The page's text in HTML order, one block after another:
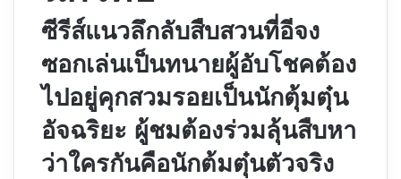
ซีรีส์แนวลึกลับสืบสวนที่อีจง
ซอกเล่นเป็นทนายผู้อับโชคต้อง
ไปอยู่คุกสวมรอยเป็นนักตุ้มตุ๋น
อัจฉริยะ ผู้ชมต้องร่วมลุ้นสืบหา
ว่าใครกันคือนักต้มตุ๋นตัวจริง